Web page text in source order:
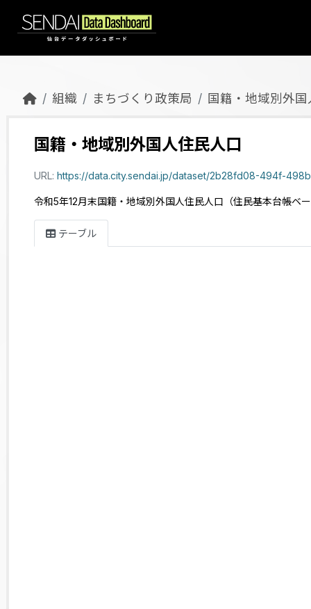
組織 まちづくり政策局 国籍・地域別外
国籍・地域別外国人住民人口
URL: https://data.city.sendai.jp/dataset/2b28fd08-494f-498b-9df8-
令和5年12月末国籍・地域別外国人住民人口（住民基本台帳ベ
テーブル